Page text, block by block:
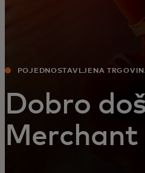
POJEDNOSTAVLJENA
Dobro
Merchant